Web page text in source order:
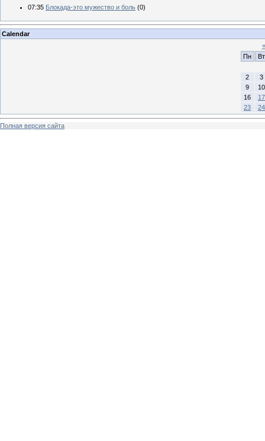
07:35 Блокада-это мужество и боль (0)
Calendar
«
Пн
Вт
2
3
9
10
16
17
23
24
Полная версия сайта